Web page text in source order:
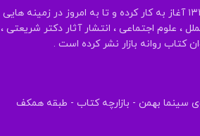
انتشارات چاپخش از سال ۱۳۳۶ آغاز به کار کرده و تا به امروز در زمینه هایی
، علوم اجتماعی ، انتشار آثار دکتر شریعتی ،
سینما بهمن - بازارچه کتاب - طبقه همکف